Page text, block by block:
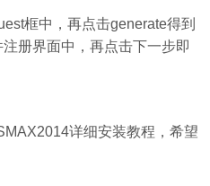
框中，再点击generate得到
册界面中，再点击下一步即
详细安装教程，希望